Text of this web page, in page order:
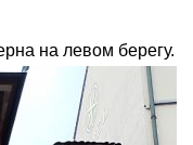
на левом берегу.